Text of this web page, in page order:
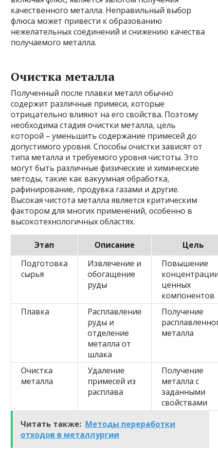
качественного металла. Неправильный выбор
флюса может привести к образованию
нежелательных соединений и снижению качества
получаемого металла.
Очистка металла
Полученный после плавки металл обычно
содержит различные примеси, которые
отрицательно влияют на его свойства. Поэтому
необходима стадия очистки металла, цель
которой – уменьшить содержание примесей до
допустимого уровня. Способы очистки зависят от
типа металла и требуемого уровня чистоты. Это
могут быть различные физические и химические
методы, такие как вакуумная обработка,
рафинирование, продувка газами и другие.
Высокая чистота металла является критическим
фактором для многих применений, особенно в
высокотехнологичных областях.
Этап Описание
Цель
Подготовка
сырья
Извлечение и
обогащение
руды
Повышение
ценных
компонентов
Плавка
Расплавление
руды и
отделение
металла от
шлака
Получение
металла
Очистка
металла
Удаление
примесей из
расплава
Получение
металла с
заданными
свойствами
Читать также: Методы переработки
отходов в металлургии